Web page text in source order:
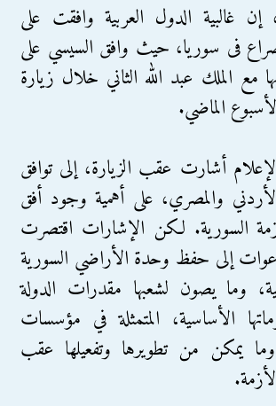
غالبية الدول العربية وافقت على
فى سوريا، حيث وافق السيسي على
مع الملك عبد الله الثاني خلال زيارة
الماضي.
أشارت عقب الزيارة، إلى توافق
والمصري، على أهمية وجود أفق
السورية. لكن الإشارات اقتصرت
إلى حفظ وحدة الأراضي السورية
وما يصون لشعبها مقدرات الدولة
الأساسية، المتمثلة في مؤسسات
وما يمكن من تطويرها وتفعيلها عقب